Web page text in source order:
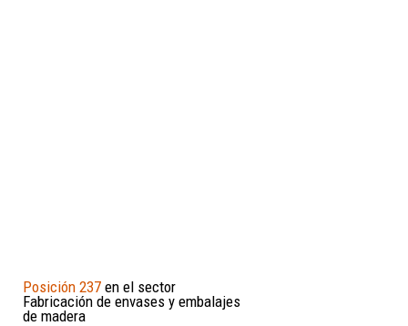
Posición 237 en el sector
Fabricación de envases y embalajes
de madera